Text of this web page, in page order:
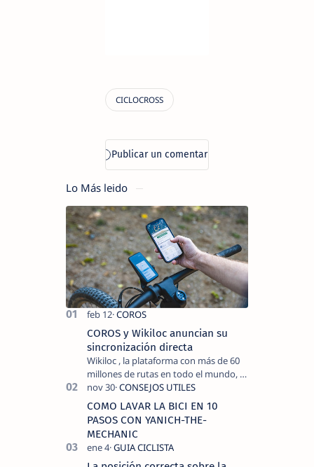
Lo Más leido
COROS y Wikiloc anuncian su
sincronización directa
Wikiloc , la plataforma con más de 60
millones de rutas en todo el mundo, y
COROS , marca de dispositivos GPS
reconocida mundialmente por su
tecnolo…
COMO LAVAR LA BICI EN 10
PASOS CON YANICH-THE-
MECHANIC